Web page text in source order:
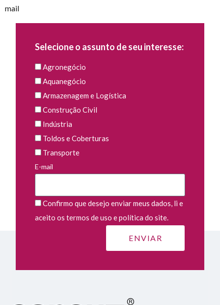
mail
Selecione o assunto de seu interesse:
Agronegócio
Aquanegócio
Armazenagem e Logística
Construção Civil
Indústria
Toldos e Coberturas
Transporte
E-mail
Confirmo que desejo enviar meus dados, li e
aceito os termos de uso e política do site.